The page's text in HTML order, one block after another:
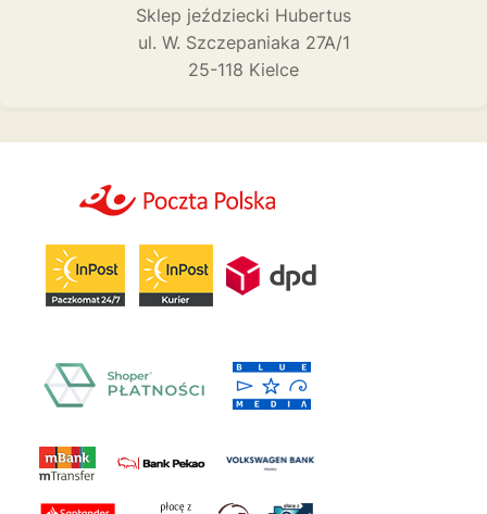
Sklep jeździecki Hubertus
ul. W. Szczepaniaka 27A/1
25-118 Kielce